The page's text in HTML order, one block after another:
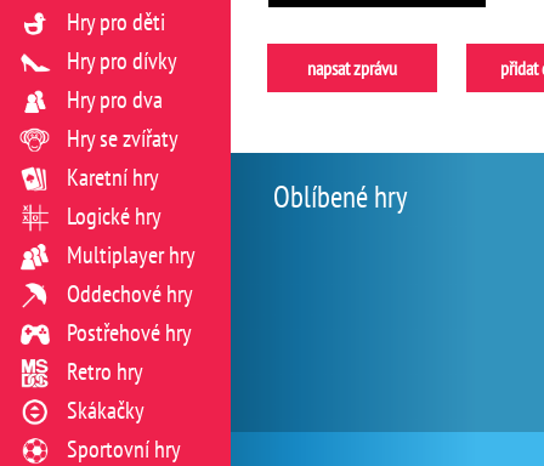
napsat zprávu přidat
Oblíbené hry
Hry pro děti
Hry pro dívky
Hry pro dva
Hry se zvířaty
Karetní hry
Logické hry
Multiplayer hry
Oddechové hry
Postřehové hry
Retro hry
Skákačky
Sportovní hry